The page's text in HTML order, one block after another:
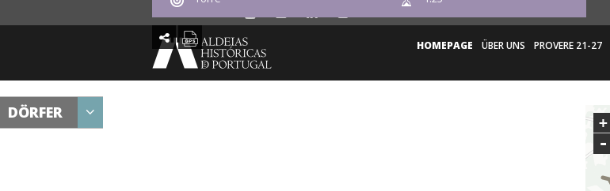
HOMEPAGE ÜBER UNS PROVERE 21-27
DÖRFER
+
-